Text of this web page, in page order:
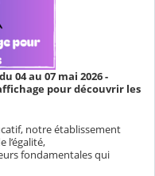
04 au 07 mai 2026 -
pour découvrir les
notre établissement
l’égalité,
fondamentales qui